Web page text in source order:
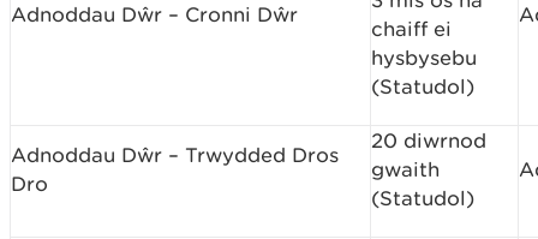
Adnoddau Dŵr – Cronni Dŵr
chaiff ei
hysbysebu
(Statudol)
Adnoddau Dŵr – Trwydded Dros
Dro
20 diwrnod
gwaith
(Statudol)